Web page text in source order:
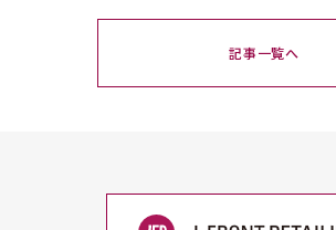
記事一覧へ